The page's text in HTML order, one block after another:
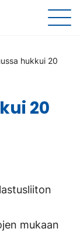
hukkui 20
20
mukaan